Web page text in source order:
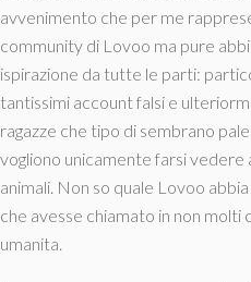
avvenimento che per me
community di Lovoo ma pure
ispirazione da tutte le parti:
tantissimi account falsi e
ragazze che tipo di sembrano
vogliono unicamente farsi
animali. Non so quale Lovoo
che avesse chiamato in non molti
umanita.